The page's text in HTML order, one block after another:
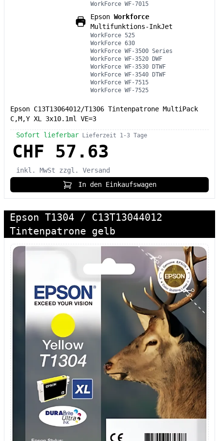
WorkForce WF-7015
Epson Workforce
Multifunktions-InkJet
WorkForce 525
WorkForce 630
WorkForce WF-3500 Series
WorkForce WF-3520 DWF
WorkForce WF-3530 DTWF
WorkForce WF-3540 DTWF
WorkForce WF-7515
WorkForce WF-7525
Epson C13T13064012/T1306 Tintenpatrone MultiPack
C,M,Y XL 3x10.1ml VE=3
Sofort lieferbar Lieferzeit 1-3 Tage
CHF 57.63
inkl. MwSt
zzgl. Versand
In den Einkaufswagen
Epson T1304 / C13T13044012
Tintenpatrone gelb